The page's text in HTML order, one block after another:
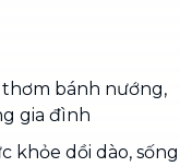
bánh nướng,
gia đình
khỏe dồi dào, sống